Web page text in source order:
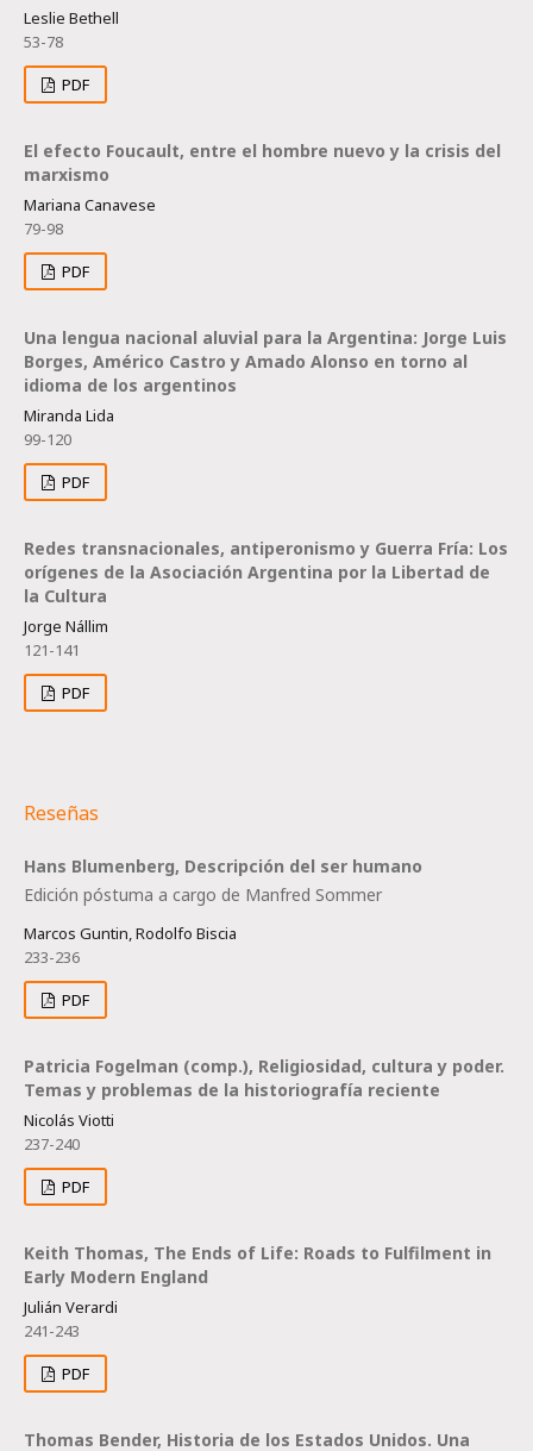
Leslie Bethell
53-78
PDF
El efecto Foucault, entre el hombre nuevo y la crisis del
marxismo
Mariana Canavese
79-98
PDF
Una lengua nacional aluvial para la Argentina: Jorge Luis
Borges, Américo Castro y Amado Alonso en torno al
idioma de los argentinos
Miranda Lida
99-120
PDF
Redes transnacionales, antiperonismo y Guerra Fría: Los
orígenes de la Asociación Argentina por la Libertad de
la Cultura
Jorge Nállim
121-141
PDF
Reseñas
Hans Blumenberg, Descripción del ser humano
Edición póstuma a cargo de Manfred Sommer
Marcos Guntin, Rodolfo Biscia
233-236
PDF
Patricia Fogelman (comp.), Religiosidad, cultura y poder.
Temas y problemas de la historiografía reciente
Nicolás Viotti
237-240
PDF
Keith Thomas, The Ends of Life: Roads to Fulfilment in
Early Modern England
Julián Verardi
241-243
PDF
Thomas Bender, Historia de los Estados Unidos. Una